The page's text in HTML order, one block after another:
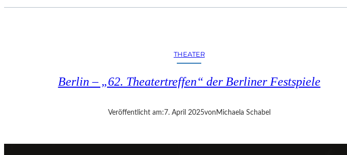
L
A
B
THEATER
Berlin – „62. Theatertreffen“ der Berliner Festspiele
Veröffentlicht am: 7. April 2025von Michaela Schabel